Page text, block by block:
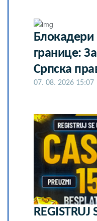
Блокадери
границе:
Српска
07. 08. 2026 15:07
REGISTRUJ